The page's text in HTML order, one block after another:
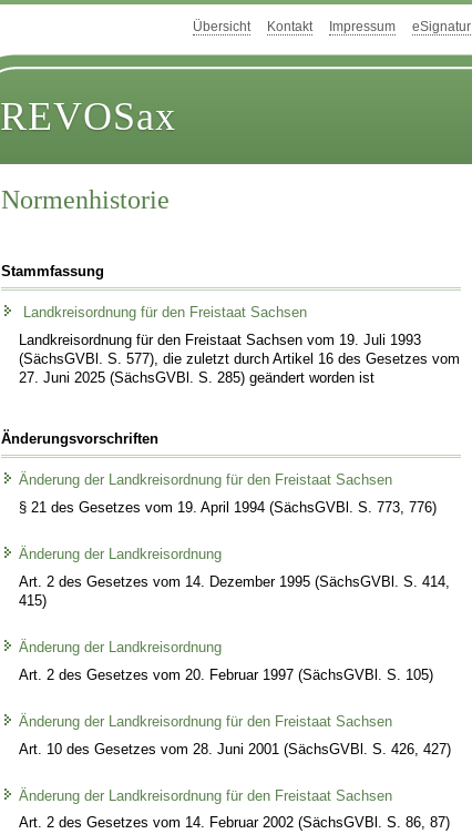
Übersicht Kontakt Impressum eSignatur
REVOSax
Normenhistorie
Stammfassung
Landkreisordnung für den Freistaat Sachsen
Landkreisordnung für den Freistaat Sachsen vom 19. Juli 1993
(SächsGVBl. S. 577), die zuletzt durch Artikel 16 des Gesetzes vom
27. Juni 2025 (SächsGVBl. S. 285) geändert worden ist
Änderungsvorschriften
Änderung der Landkreisordnung für den Freistaat Sachsen
§ 21 des Gesetzes vom 19. April 1994 (SächsGVBl. S. 773, 776)
Änderung der Landkreisordnung
Art. 2 des Gesetzes vom 14. Dezember 1995 (SächsGVBl. S. 414,
415)
Änderung der Landkreisordnung
Art. 2 des Gesetzes vom 20. Februar 1997 (SächsGVBl. S. 105)
Änderung der Landkreisordnung für den Freistaat Sachsen
Art. 10 des Gesetzes vom 28. Juni 2001 (SächsGVBl. S. 426, 427)
Änderung der Landkreisordnung für den Freistaat Sachsen
Art. 2 des Gesetzes vom 14. Februar 2002 (SächsGVBl. S. 86, 87)